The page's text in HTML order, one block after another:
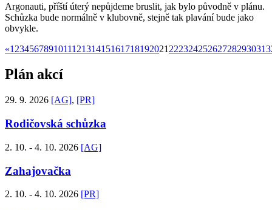
Argonauti, příští úterý nepůjdeme bruslit, jak bylo původně v plánu.
Schůzka bude normálně v klubovně, stejně tak plavání bude jako
obvykle.
«1 23456789101112131415161718192021 22232425262728293031
Plán akcí
29. 9. 2026 [AG], [PR]
Rodičovská schůzka
2. 10. - 4. 10. 2026 [AG]
Zahajovačka
2. 10. - 4. 10. 2026 [PR]